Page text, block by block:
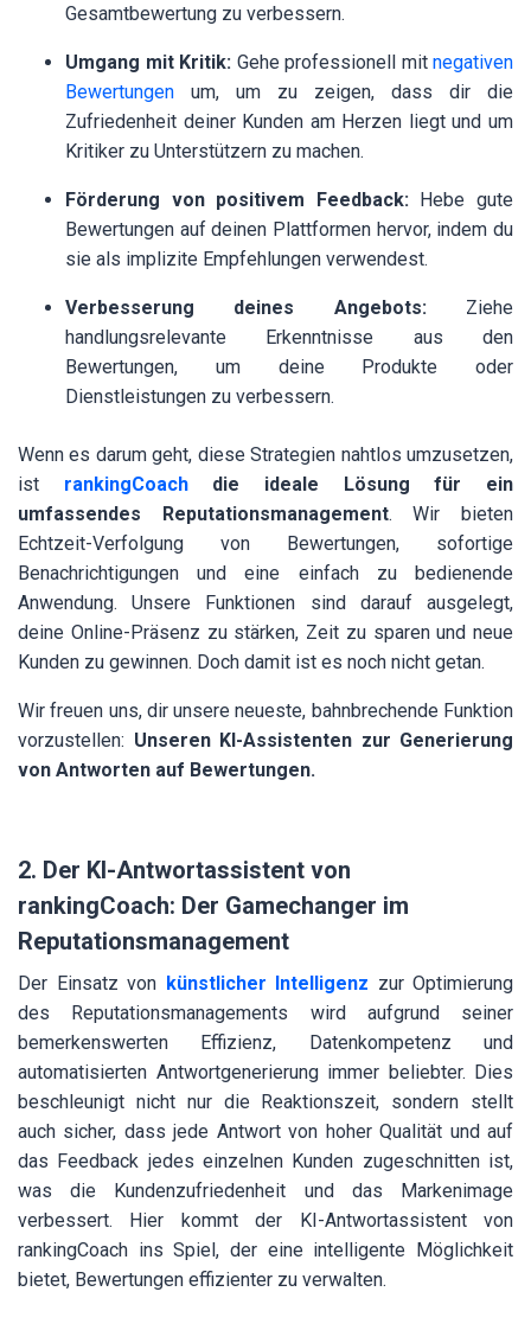
Gesamtbewertung zu verbessern.
Umgang mit Kritik: Gehe professionell mit negativen
Bewertungen um, um zu zeigen, dass dir die
Zufriedenheit deiner Kunden am Herzen liegt und um
Kritiker zu Unterstützern zu machen.
Förderung von positivem Feedback: Hebe gute
Bewertungen auf deinen Plattformen hervor, indem du
sie als implizite Empfehlungen verwendest.
Verbesserung deines Angebots: Ziehe
handlungsrelevante Erkenntnisse aus den
Bewertungen, um deine Produkte oder
Dienstleistungen zu verbessern.
Wenn es darum geht, diese Strategien nahtlos umzusetzen,
ist rankingCoachdie ideale Lösung für ein
umfassendes Reputationsmanagement. Wir bieten
Echtzeit-Verfolgung von Bewertungen, sofortige
Benachrichtigungen und eine einfach zu bedienende
Anwendung. Unsere Funktionen sind darauf ausgelegt,
deine Online-Präsenz zu stärken, Zeit zu sparen und neue
Kunden zu gewinnen. Doch damit ist es noch nicht getan.
Wir freuen uns, dir unsere neueste, bahnbrechende Funktion
vorzustellen: Unseren KI-Assistenten zur Generierung
von Antworten auf Bewertungen.
2. Der KI-Antwortassistent von
rankingCoach: Der Gamechanger im
Reputationsmanagement
Der Einsatz von künstlicher Intelligenz zur Optimierung
des Reputationsmanagements wird aufgrund seiner
bemerkenswerten Effizienz, Datenkompetenz und
automatisierten Antwortgenerierung immer beliebter. Dies
beschleunigt nicht nur die Reaktionszeit, sondern stellt
auch sicher, dass jede Antwort von hoher Qualität und auf
das Feedback jedes einzelnen Kunden zugeschnitten ist,
was die Kundenzufriedenheit und das Markenimage
verbessert. Hier kommt der KI-Antwortassistent von
rankingCoach ins Spiel, der eine intelligente Möglichkeit
bietet, Bewertungen effizienter zu verwalten.